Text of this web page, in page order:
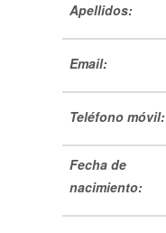
Apellidos:
Email:
Teléfono móvil:
Fecha de
nacimiento: